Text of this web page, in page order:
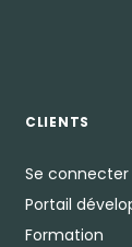
CLIENTS
Se connecter
Portail
Formation